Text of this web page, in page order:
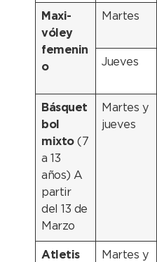
Maxi-
vóley
femenin
o
Martes
Jueves
Básquet
bol
mixto(7
a 13
años) A
partir
del 13 de
Marzo
Martes y
jueves
Atletis Martes y